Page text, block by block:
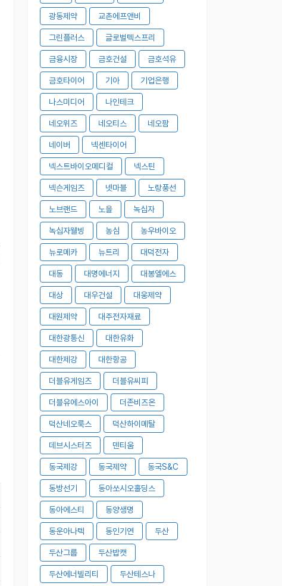
광동제약 교촌에프앤비
그린플러스 글로벌텍스프리
금융시장 금호건설 금호석유
금호타이어 기아 기업은행
나스미디어 나인테크
네오위즈 네오티스 네오팜
네이버 넥센타이어
넥스트바이오메디컬 넥스틴
넥슨게임즈 넷마블 노랑풍선
노브랜드 노을 녹십자
녹십자웰빙 농심 농우바이오
뉴로메카 뉴트리 대덕전자
대동 대명에너지 대봉엘에스
대상 대우건설 대웅제약
대원제약 대주전자재료
대한광통신 대한유화
대한제강 대한항공
더블유게임즈 더블유씨피
더블유에스아이 더존비즈온
덕산네오룩스 덕산하이메탈
데브시스터즈 덴티움
동국제강 동국제약 동국S&C
동방선기 동아쏘시오홀딩스
동아에스티 동양생명
동운아나텍 동인기연 두산
두산그룹 두산밥캣
두산에너빌리티 두산테스나